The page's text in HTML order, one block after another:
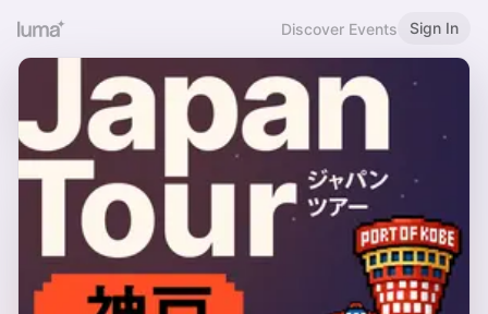
Discover Events Sign In